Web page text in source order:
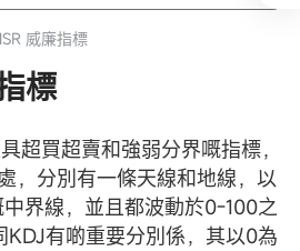
威廉指標
標
超買超賣和強弱分界嘅指標，
，分別有一條天線和地線，以
界線，並且都波動於0-100之
KDJ有啲重要分別係，其以0為